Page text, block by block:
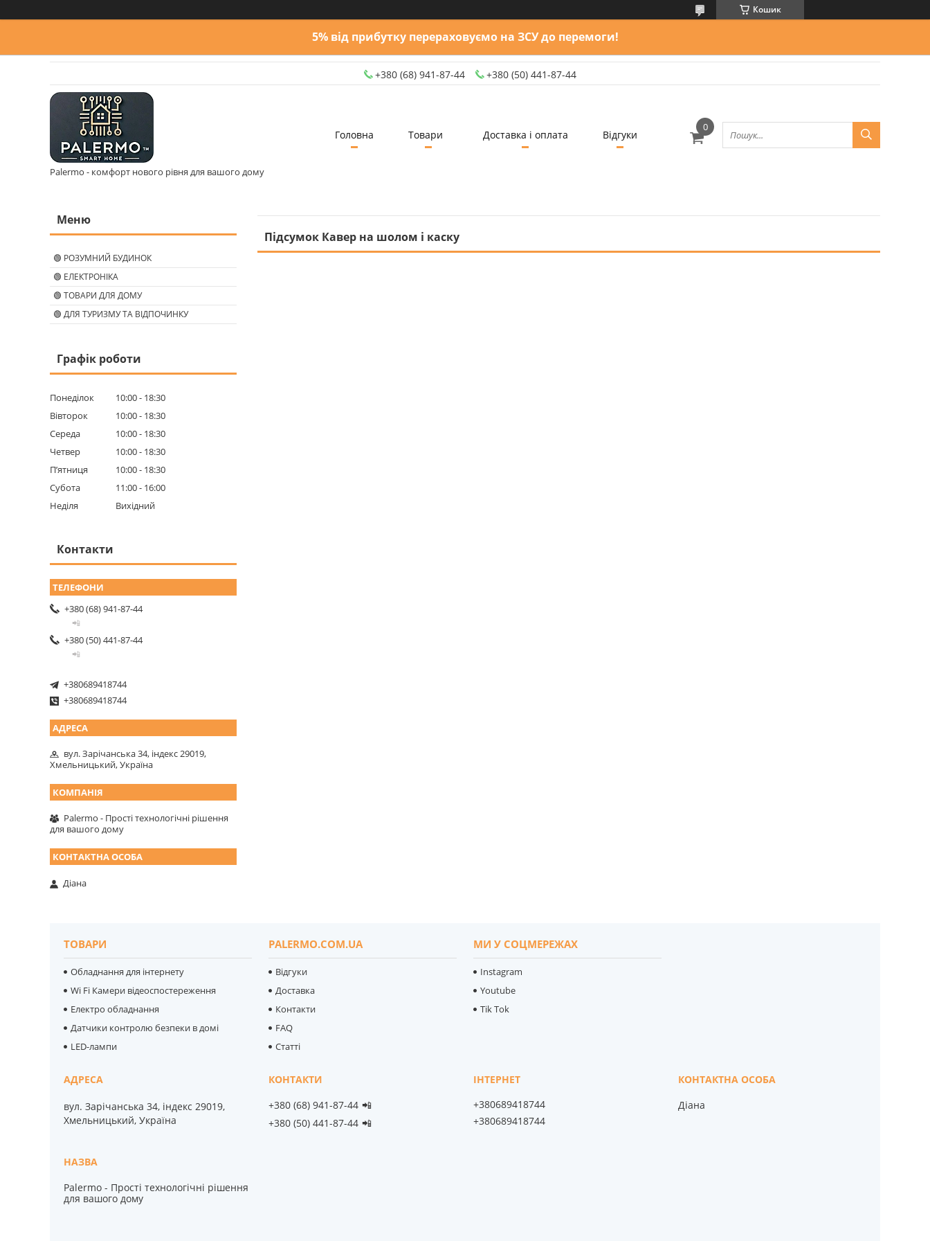
Кошик
5% від прибутку перераховуємо на ЗСУ до перемоги!
+380 (68) 941-87-44 +380 (50) 441-87-44
Palermo - комфорт нового рівня для вашого дому
Головна Товари Доставка і оплата Відгуки
Підсумок Кавер на шолом і каску
🟢 РОЗУМНИЙ БУДИНОК
🟢 ЕЛЕКТРОНІКА
🟢 ТОВАРИ ДЛЯ ДОМУ
🟢 ДЛЯ ТУРИЗМУ ТА ВІДПОЧИНКУ
Графік роботи
Понеділок 10:00
18:30
Вівторок
10:00
18:30
Середа
10:00
18:30
Четвер
10:00
18:30
Пʼятниця
10:00
18:30
Субота
11:00
16:00
Неділя
Вихідний
Контакти
+380 (68) 941-87-44
📲
+380 (50) 441-87-44
📲
+380689418744
+380689418744
вул. Зарічанська 34, індекс 29019,
Хмельницький, Україна
Palermo - Прості технологічні рішення
для вашого дому
Діана
ТОВАРИ
Обладнання для інтернету
Wi Fi Камери відеоспостереження
Електро обладнання
Датчики контролю безпеки в домі
LED-лампи
PALERMO.COM.UA
Відгуки
Доставка
Контакти
FAQ
Статті
МИ У СОЦМЕРЕЖАХ
Instagram
Youtube
Tik Tok
вул. Зарічанська 34, індекс 29019,
Хмельницький, Україна
Palermo - Прості технологічні рішення
для вашого дому
+380 (68) 941-87-44 📲
+380 (50) 441-87-44 📲
+380689418744
+380689418744
Діана